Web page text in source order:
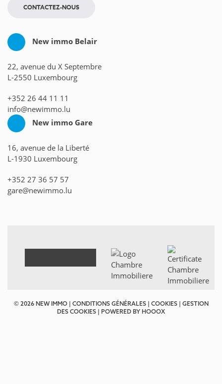
CONTACTEZ-NOUS
New immo Belair
22, avenue du X Septembre
L-2550 Luxembourg
+352 26 44 11 11
info@newimmo.lu
New immo Gare
16, avenue de la Liberté
L-1930 Luxembourg
+352 27 36 57 57
gare@newimmo.lu
© 2026 NEW IMMO | CONDITIONS GÉNÉRALES| COOKIES| GESTION
DES COOKIES | POWERED BY HOOOX